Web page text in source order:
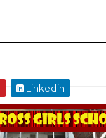
Linkedin